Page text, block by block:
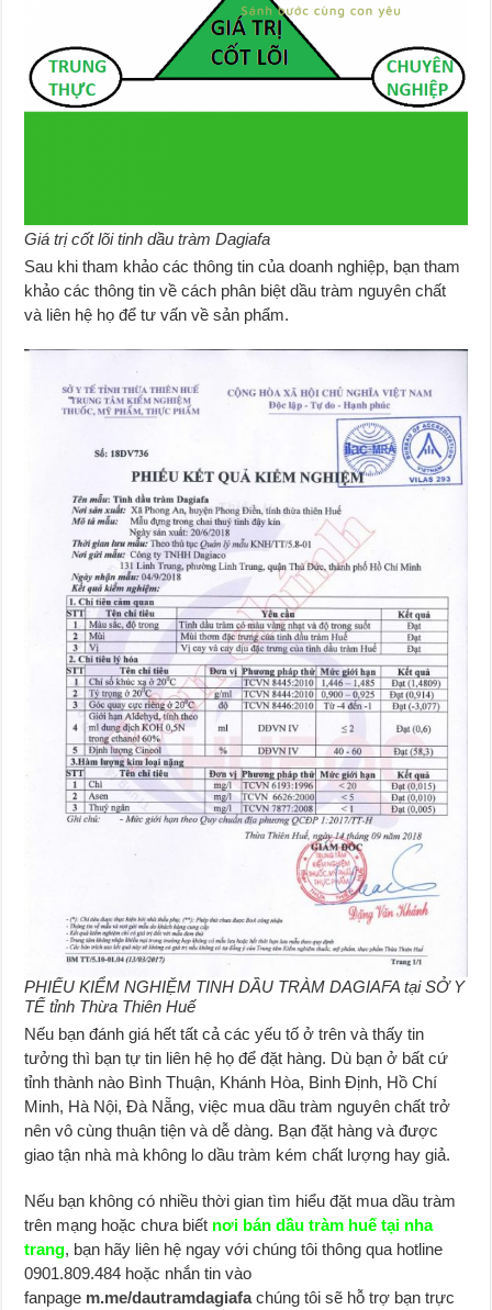
Giá trị cốt lõi tinh dầu tràm Dagiafa
Sau khi tham khảo các thông tin của doanh nghiệp, bạn tham
khảo các thông tin về cách phân biệt dầu tràm nguyên chất
và liên hệ họ để tư vấn về sản phẩm.
PHIẾU KIỂM NGHIỆM TINH DẦU TRÀM DAGIAFA tại SỞ Y
TẾ tỉnh Thừa Thiên Huế
Nếu bạn đánh giá hết tất cả các yếu tố ở trên và thấy tin
tưởng thì bạn tự tin liên hệ họ để đặt hàng. Dù bạn ở bất cứ
tỉnh thành nào Bình Thuận, Khánh Hòa, Binh Định, Hồ Chí
Minh, Hà Nội, Đà Nẵng, việc mua dầu tràm nguyên chất trở
nên vô cùng thuận tiện và dễ dàng. Bạn đặt hàng và được
giao tận nhà mà không lo dầu tràm kém chất lượng hay giả.
Nếu bạn không có nhiều thời gian tìm hiểu đặt mua dầu tràm
trên mạng hoặc chưa biết nơi bán dầu tràm huế tại nha
trang, bạn hãy liên hệ ngay với chúng tôi thông qua hotline
0901.809.484 hoặc nhắn tin vào
fanpage m.me/dautramdagiafachúng tôi sẽ hỗ trợ bạn trực